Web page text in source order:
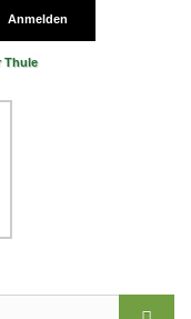
Anmelden
Thule